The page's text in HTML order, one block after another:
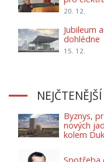
20. 12.
Jubileum
dohlédne
15. 12.
NEJČTENĚJŠÍ
Byznys,
nových
kolem